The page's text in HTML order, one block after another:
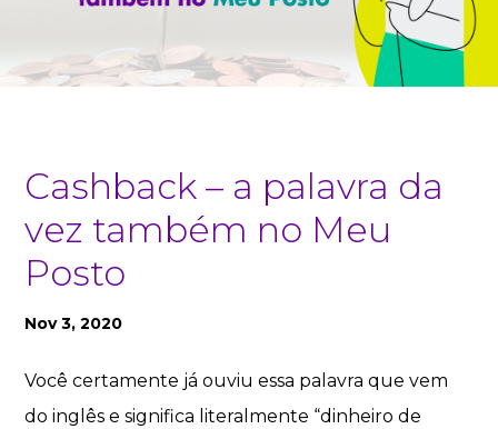
Cashback – a palavra da
vez também no Meu
Posto
Nov 3, 2020
Você certamente já ouviu essa palavra que vem
do inglês e significa literalmente “dinheiro de